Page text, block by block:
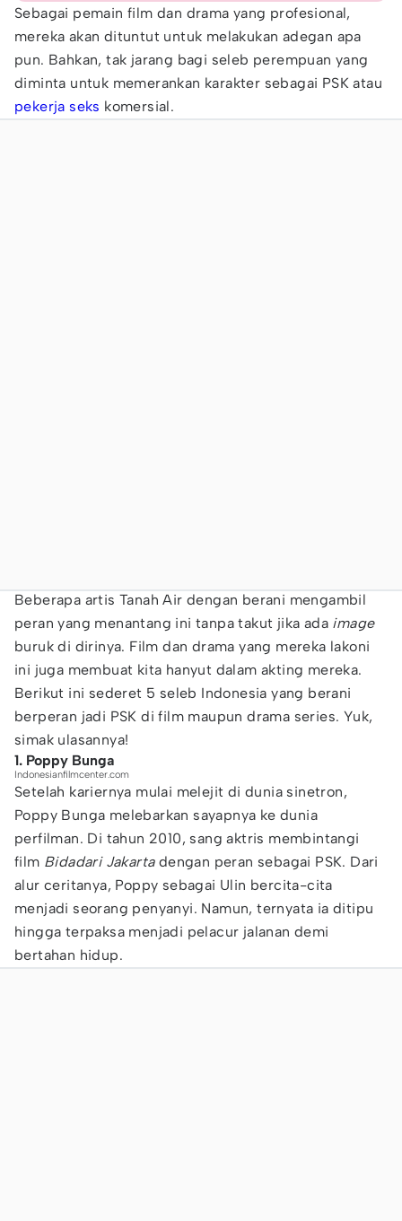
Sebagai pemain film dan drama yang profesional,
mereka akan dituntut untuk melakukan adegan apa
pun. Bahkan, tak jarang bagi seleb perempuan yang
diminta untuk memerankan karakter sebagai PSK atau
pekerja seks komersial.
Beberapa artis Tanah Air dengan berani mengambil
peran yang menantang ini tanpa takut jika ada image
buruk di dirinya. Film dan drama yang mereka lakoni
ini juga membuat kita hanyut dalam akting mereka.
Berikut ini sederet 5 seleb Indonesia yang berani
berperan jadi PSK di film maupun drama series. Yuk,
simak ulasannya!
1. Poppy Bunga
Indonesianfilmcenter.com
Setelah kariernya mulai melejit di dunia sinetron,
Poppy Bunga melebarkan sayapnya ke dunia
perfilman. Di tahun 2010, sang aktris membintangi
film Bidadari Jakartadengan peran sebagai PSK. Dari
alur ceritanya, Poppy sebagai Ulin bercita-cita
menjadi seorang penyanyi. Namun, ternyata ia ditipu
hingga terpaksa menjadi pelacur jalanan demi
bertahan hidup.